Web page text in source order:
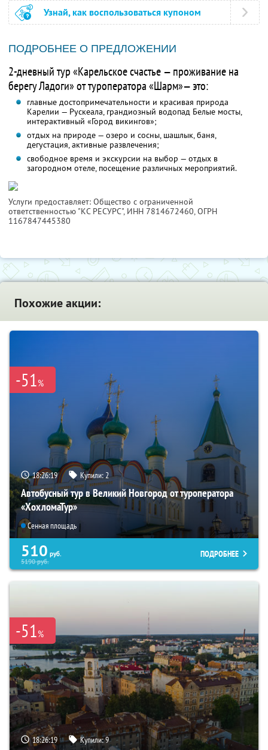
Узнай, как воспользоваться купоном
ПОДРОБНЕЕ О ПРЕДЛОЖЕНИИ
2-дневный тур «Карельское счастье — проживание на
берегу Ладоги» от туроператора «Шарм»— это:
главные достопримечательности и красивая природа
Карелии — Рускеала, грандиозный водопад Белые мосты,
интерактивный «Город викингов»;
отдых на природе — озеро и сосны, шашлык, баня,
дегустация, активные развлечения;
свободное время и экскурсии на выбор — отдых в
загородном отеле, посещение различных мероприятий.
Услуги предоставляет: Общество с ограниченной
ответственностью "КС РЕСУРС", ИНН 7814672460, ОГРН
1167847445380
Похожие акции:
-51%
18:26:18 Купили:2
Автобусный тур в Великий Новгород от туроператора
«ХохломаТур»
Сенная площадь
510 руб.
5190руб.
ПОДРОБНЕЕ
-51%
18:26:18 Купили:9